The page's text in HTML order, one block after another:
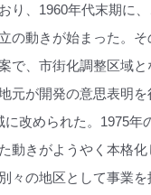
り、1960年代末期に
の動きが始まった。
で、市街化調整区域
元が開発の意思表明
に改められた。1975年
動きがようやく本格
々の地区として事業